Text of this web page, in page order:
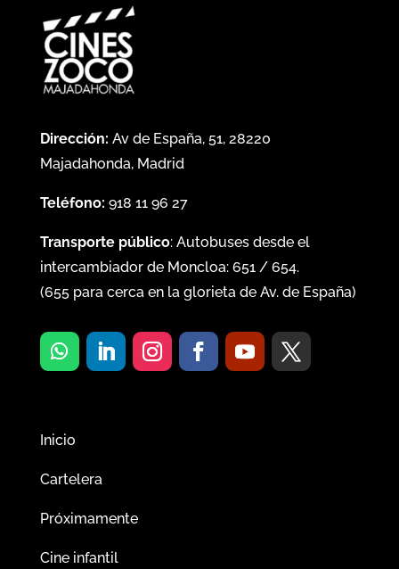
Dirección: Av de España, 51, 28220
Majadahonda, Madrid
Teléfono: 918 11 96 27
Transporte público: Autobuses desde el
intercambiador de Moncloa: 651/ 654.
(655para cerca en la glorieta de Av. de España)
Inicio
Cartelera
Próximamente
Cine infantil